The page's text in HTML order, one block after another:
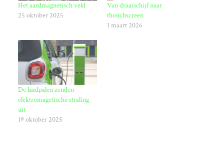
Het aardmagnetisch veld
25 oktober 2025
Van draaischijf naar
thouchscreen
1 maart 2026
De laadpalen zenden
elektromagetische straling
uit
19 oktober 2025